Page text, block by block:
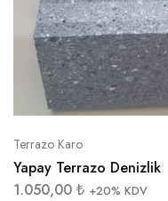
Terrazo Karo
Yapay Terrazo Denizlik
1.050,00 ₺ +20% KDV